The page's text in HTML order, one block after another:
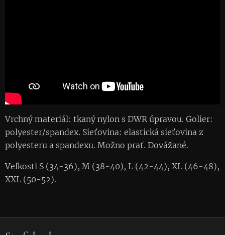
Vrchný materiál: tkaný nylon s DWR úpravou. Golier:
polyester/spandex. Sieťovina: elastická sieťovina z
polyesteru a spandexu. Možno prať. Dovážané.
Veľkosti S (34-36), M (38-40), L (42-44), XL (46-48),
XXL (50-52).